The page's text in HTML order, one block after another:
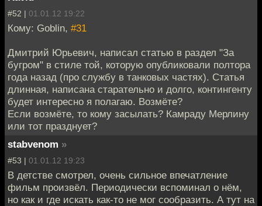
#52 | 01.01.12 19:22
Кому: Goblin, #31
Дмитрий Юрьевич, написал статью в раздел "За
бугром" в стиле той, которую опубликовали полтора
года назад (про службу в танковых частях). Статья
длинная, написана старательно и долго, контингенту
будет интересно я полагаю. Возмёте?
Если возмёте, то кому засылать? Камраду Мерлину
или тот празднует?
stabvenom »
#53 | 01.01.12 19:23
В детстве смотрел, очень сильное впечатление
фильм произвёл. Периодически вспоминал о нём,
но как и где искать как-то не мог сообразить. А тут на